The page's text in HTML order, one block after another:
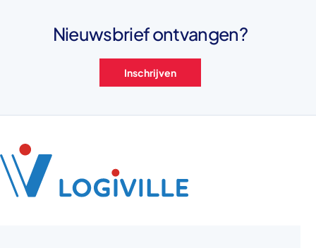
Nieuwsbrief ontvangen?
Inschrijven